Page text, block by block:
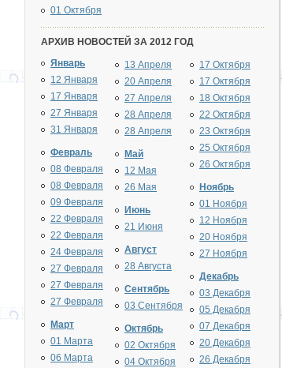
01 Октября
АРХИВ НОВОСТЕЙ ЗА 2012 ГОД
Январь
12 Января
17 Января
27 Января
31 Января
Февраль
08 Февраля
08 Февраля
09 Февраля
22 Февраля
22 Февраля
24 Февраля
27 Февраля
27 Февраля
27 Февраля
Март
01 Марта
06 Марта
13 Апреля
20 Апреля
27 Апреля
28 Апреля
28 Апреля
Май
12 Мая
26 Мая
Июнь
21 Июня
Август
28 Августа
Сентябрь
03 Сентября
Октябрь
02 Октября
04 Октября
17 Октября
17 Октября
18 Октября
22 Октября
23 Октября
25 Октября
26 Октября
Ноябрь
01 Ноября
12 Ноября
20 Ноября
27 Ноября
Декабрь
03 Декабря
05 Декабря
07 Декабря
20 Декабря
26 Декабря